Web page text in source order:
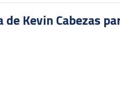
de Kevin Cabezas